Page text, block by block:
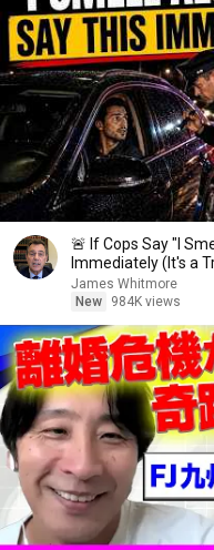
🚨 If Cops Say "I
Immediately (It's a
James Whitmore
New
984K views